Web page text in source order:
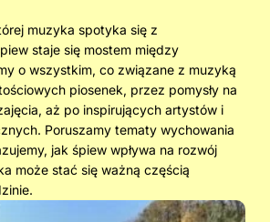
muzyka spotyka się z
staje się mostem między
o wszystkim, co związane z muzyką
piosenek, przez pomysły na
aż po inspirujących artystów i
Poruszamy tematy wychowania
jak śpiew wpływa na rozwój
może stać się ważną częścią